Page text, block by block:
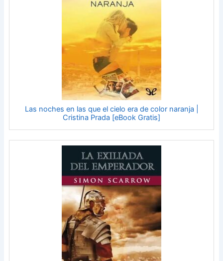
Las noches en las que el cielo era de color naranja |
Cristina Prada [eBook Gratis]